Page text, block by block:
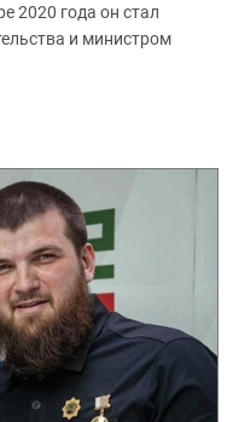
2020 года он стал
и министром